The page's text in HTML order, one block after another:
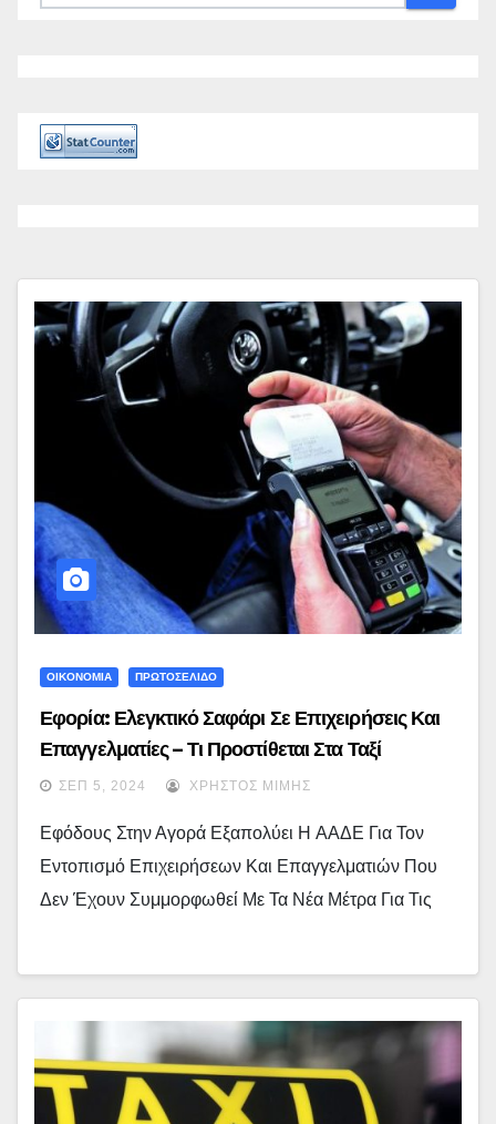
ΟΙΚΟΝΟΜΙΑ ΠΡΩΤΟΣΕΛΙΔΟ
Εφορία: Ελεγκτικό Σαφάρι Σε Επιχειρήσεις Και
Επαγγελματίες – Τι Προστίθεται Στα Ταξί
ΣΕΠ 5, 2024 ΧΡΉΣΤΟΣ ΜΊΜΗΣ
Εφόδους Στην Αγορά Εξαπολύει Η ΑΑΔΕ Για Τον
Εντοπισμό Επιχειρήσεων Και Επαγγελματιών Που
Δεν Έχουν Συμμορφωθεί Με Τα Νέα Μέτρα Για Τις